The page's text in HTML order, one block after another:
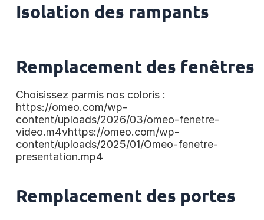
Isolation des rampants
Remplacement des fenêtres
Choisissez parmis nos coloris :
https://omeo.com/wp-
content/uploads/2026/03/omeo-fenetre-
video.m4vhttps://omeo.com/wp-
content/uploads/2025/01/Omeo-fenetre-
presentation.mp4
Remplacement des portes